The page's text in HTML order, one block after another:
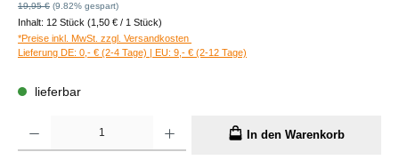
Regulärer Preis:
19,95 € (9.82% gespart)
Inhalt: 12 Stück (1,50 € / 1 Stück)
*Preise inkl. MwSt. zzgl. Versandkosten
Lieferung DE: 0,- € (2-4 Tage) | EU: 9,- € (2-12 Tage)
lieferbar
In den Warenkorb